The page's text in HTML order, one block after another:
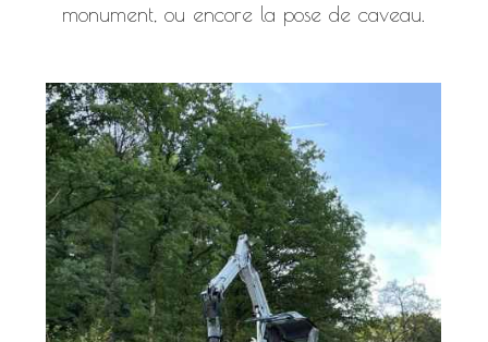
monument, ou encore la pose de caveau.